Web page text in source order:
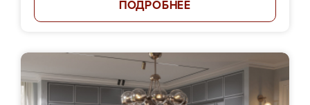
ПОДРОБНЕЕ